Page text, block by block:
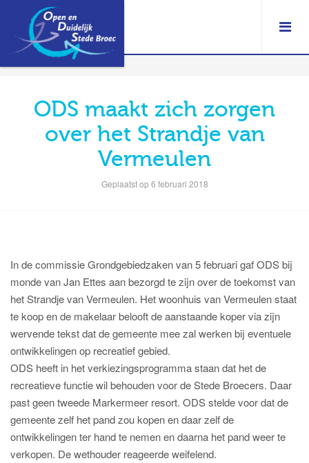
ODS maakt zich zorgen
over het Strandje van
Vermeulen
Geplaatst op 6 februari 2018
In de commissie Grondgebiedzaken van 5 februari gaf ODS bij
monde van Jan Ettes aan bezorgd te zijn over de toekomst van
het Strandje van Vermeulen. Het woonhuis van Vermeulen staat
te koop en de makelaar belooft de aanstaande koper via zijn
wervende tekst dat de gemeente mee zal werken bij eventuele
ontwikkelingen op recreatief gebied.
ODS heeft in het verkiezingsprogramma staan dat het de
recreatieve functie wil behouden voor de Stede Broecers. Daar
past geen tweede Markermeer resort. ODS stelde voor dat de
gemeente zelf het pand zou kopen en daar zelf de
ontwikkelingen ter hand te nemen en daarna het pand weer te
verkopen. De wethouder reageerde weifelend.